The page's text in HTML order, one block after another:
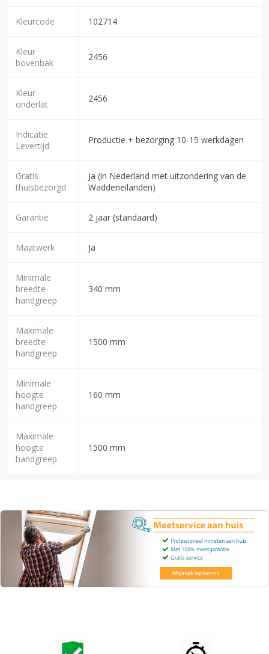
Kleurcode 102714
Kleur
bovenbak
2456
Kleur
onderlat
2456
Indicatie
Levertijd
Productie + bezorging 10-15 werkdagen
Gratis
thuisbezorgd
Ja (in Nederland met uitzondering van de
Waddeneilanden)
Garantie 2 jaar (standaard)
Maatwerk Ja
Minimale
breedte
handgreep
340 mm
Maximale
breedte
handgreep
1500 mm
Minimale
hoogte
handgreep
160 mm
Maximale
hoogte
handgreep
1500 mm